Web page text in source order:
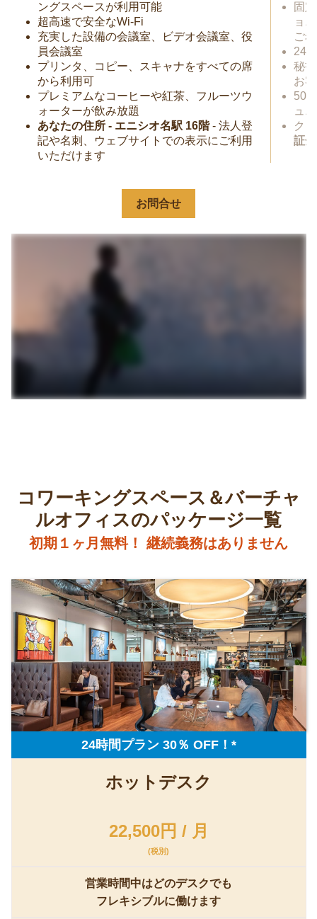
ングスペースが利用可能
超高速で安全なWi-Fi
充実した設備の会議室、ビデオ会議室、役
員会議室
プリンタ、コピー、スキャナをすべての席
から利用可
プレミアムなコーヒーや紅茶、フルーツウ
ォーターが飲み放題
あなたの住所 - エニシオ名駅 16階- 法人登
記や名刺、ウェブサイトでの表示にご利用
いただけます
固
ョ
ご
24
秘
お
ュ
ク
証
お問合せ
コワーキングスペース＆バーチャ
ルオフィスのパッケージ一覧
初期１ヶ月無料！ 継続義務はありません
24時間プラン 30％ OFF！*
ホットデスク
22,500円 / 月
(税別)
営業時間中はどのデスクでも
フレキシブルに働けます